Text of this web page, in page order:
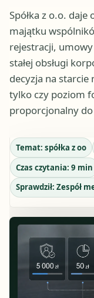
Spółka z o.o. daje
majątku
rejestracji, umowy
stałej obsługi
decyzja na starcie
tylko czy poziom
proporcjonalny
Temat: spółka z oo
Czas czytania: 9 min
Sprawdził: Zespół